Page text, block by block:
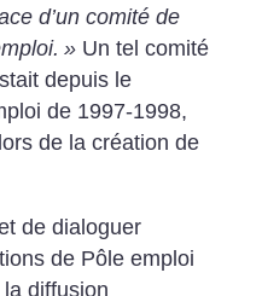
d’un comité de
» Un tel comité
depuis le
de 1997-1998,
de la création de
de dialoguer
de Pôle emploi
diffusion